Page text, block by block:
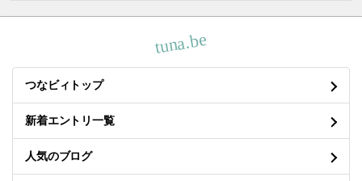
tuna.be
つなビィトップ
新着エントリ一覧
人気のブログ